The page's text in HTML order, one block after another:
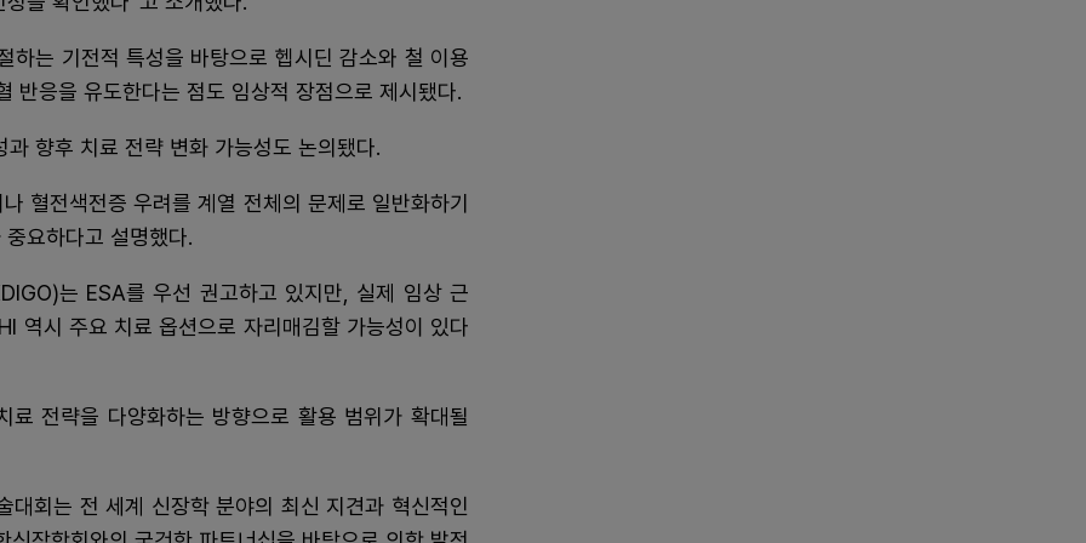
는 기전적 특성을 바탕으로 헵시딘 감소와 철 이용
반응을 유도한다는 점도 임상적 장점으로 제시됐다.
향후 치료 전략 변화 가능성도 논의됐다.
혈전색전증 우려를 계열 전체의 문제로 일반화하기
요하다고 설명했다.
는 ESA를 우선 권고하고 있지만, 실제 임상 근
역시 주요 치료 옵션으로 자리매김할 가능성이 있다
전략을 다양화하는 방향으로 활용 범위가 확대될
회는 전 세계 신장학 분야의 최신 지견과 혁신적인